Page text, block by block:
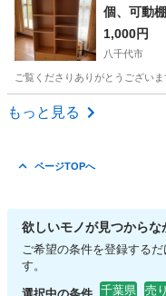
スライドペール
個、可動
1,000円
八千代市
ご覧くださりありがとうござい
千葉 八千代市
もっと見る
ページTOPへ
欲しいモノが見つからな
ご希望の条件を登録する
す。
千葉県 売